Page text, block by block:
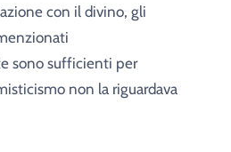
con il divino, gli
sono sufficienti per
non la riguardava